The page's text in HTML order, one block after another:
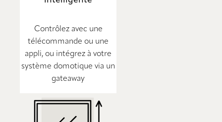
Contrôlez avec une
télécommande ou une
appli, ou intégrez à votre
système domotique via un
gateaway